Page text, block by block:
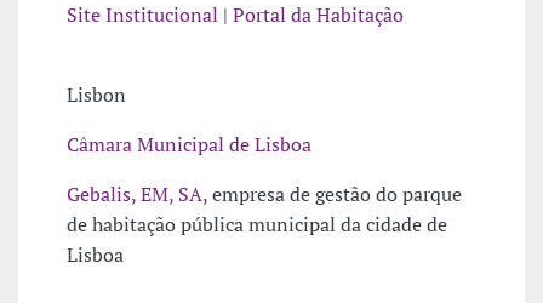
Site Institucional | Portal da Habitação
Lisbon
Câmara Municipal de Lisboa
Gebalis, EM, SA, empresa de gestão do parque
de habitação pública municipal da cidade de
Lisboa